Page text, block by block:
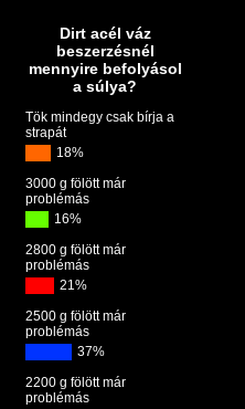
Dirt acél váz
beszerzésnél
mennyire befolyásol
a súlya?
Tök mindegy csak bírja a
strapát
18%
3000 g fölött már
problémás
16%
2800 g fölött már
problémás
21%
2500 g fölött már
problémás
37%
2200 g fölött már
problémás